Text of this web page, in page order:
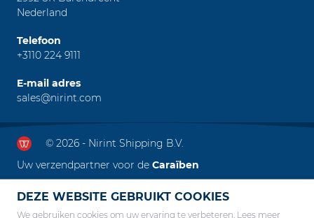
Nederland
Telefoon
+3110 224 9111
E-mail adres
sales@nirint.com
© 2026 - Nirint Shipping B.V.
Uw verzendpartner voor de Caraïben
DEZE WEBSITE GEBRUIKT COOKIES
We gebruiken cookies om uw ervaring te verbeteren. Lees meer